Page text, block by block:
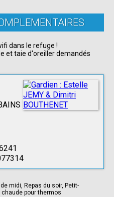
dans le refuge !
et taie d'oreiller demandés
midi, Repas du soir, Petit-
chaude pour thermos